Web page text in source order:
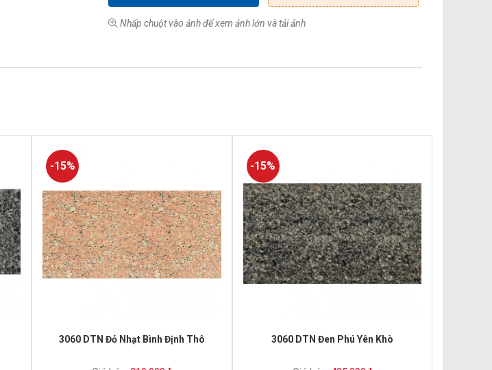
Nhấp chuột vào ảnh để xem ảnh lớn và tải ảnh
-15%
3060 DTN Đỏ Nhạt Bình Định Thô
-15%
3060 DTN Đen Phú Yên Khò